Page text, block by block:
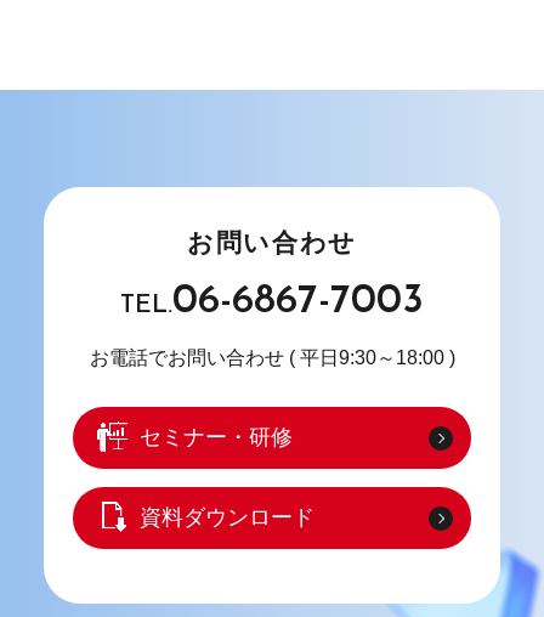
お問い合わせ
TEL.06-6867-7003
お電話でお問い合わせ ( 平日9:30～18:00 )
セミナー・研修
資料ダウンロード